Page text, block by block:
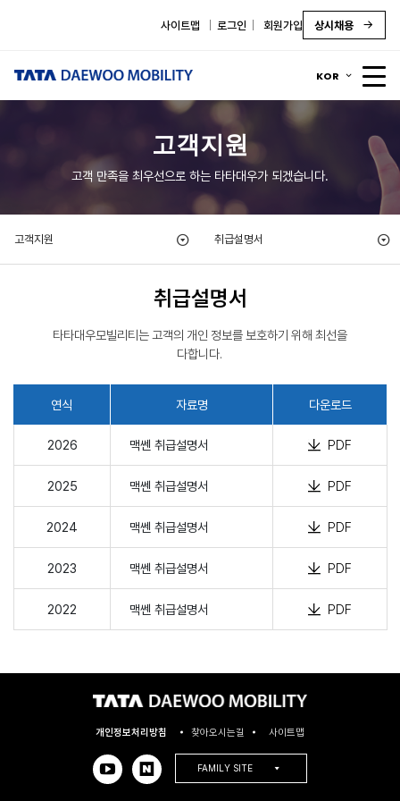
사이트맵 로그인 회원가입 상시채용
KOR
고객지원
고객 만족을 최우선으로 하는 타타대우가 되겠습니다.
고객지원 취급설명서
취급설명서
타타대우모빌리티는 고객의 개인 정보를 보호하기 위해 최선을
다합니다.
연식 자료명 다운로드
2026 맥쎈 취급설명서 PDF
2025 맥쎈 취급설명서 PDF
2024 맥쎈 취급설명서 PDF
2023 맥쎈 취급설명서 PDF
2022 맥쎈 취급설명서 PDF
개인정보처리방침 찾아오시는길 사이트맵
FAMILY SITE